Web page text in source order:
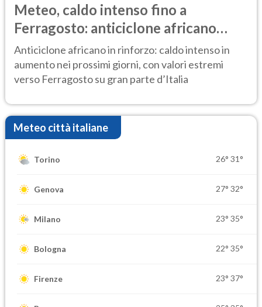
Meteo, caldo intenso fino a
Ferragosto: anticiclone africano
ancora protagonista
Anticiclone africano in rinforzo: caldo intenso in
aumento nei prossimi giorni, con valori estremi
verso Ferragosto su gran parte d’Italia
Meteo città italiane
Torino 26° 31°
Genova 27° 32°
Milano 23° 35°
Bologna 22° 35°
Firenze 23° 37°